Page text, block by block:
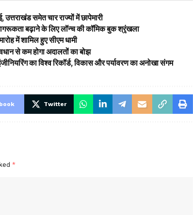
समेत चार राज्यों में छापेमारी
बढ़ाने के लिए लॉन्च की कॉमिक बुक श्रृंखला
में शामिल हुए सीएम धामी
से कम होगा अदालतों का बोझ
का विश्व रिकॉर्ड, विकास और पर्यावरण का अनोखा संगम
Twitter
*